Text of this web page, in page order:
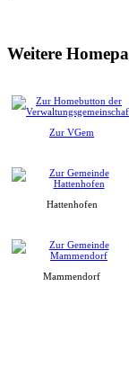
Weitere
Zur VGem
Hattenhofen
Mammendorf